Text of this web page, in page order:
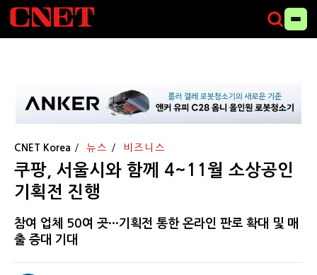
CNET Korea 뉴스 비즈니스
쿠팡, 서울시와 함께 4~11월 소상공인
기획전 진행
참여 업체 50여 곳···기획전 통한 온라인 판로 확대 및 매
출 증대 기대